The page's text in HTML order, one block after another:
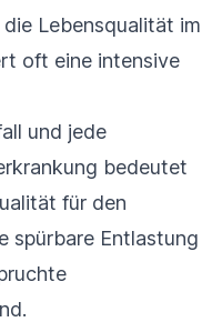
Lebensqualität im
oft eine intensive
und jede
bedeutet
für den
spürbare Entlastung